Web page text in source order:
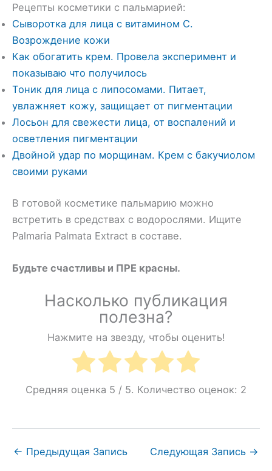
Рецепты косметики с пальмарией:
Сыворотка для лица с витамином С.
Возрождение кожи
Как обогатить крем. Провела эксперимент и
показываю что получилось
Тоник для лица с липосомами. Питает,
увлажняет кожу, защищает от пигментации
Лосьон для свежести лица, от воспалений и
осветления пигментации
Двойной удар по морщинам. Крем с бакучиолом
своими руками
В готовой косметике пальмарию можно
встретить в средствах с водорослями. Ищите
Palmаria Palmata Extract в составе.
Будьте счастливы и ПРЕ красны.
Насколько публикация
полезна?
Нажмите на звезду, чтобы оценить!
Средняя оценка 5 / 5. Количество оценок: 2
← Предыдущая Запись Следующая Запись →